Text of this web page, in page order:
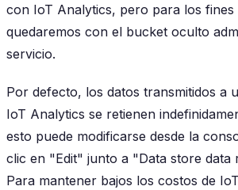
con IoT Analytics, pero para los fines
quedaremos con el bucket oculto
servicio.
Por defecto, los datos transmitidos a
IoT Analytics se retienen
esto puede modificarse desde la
clic en "Edit" junto a "Data store data
Para mantener bajos los costos de